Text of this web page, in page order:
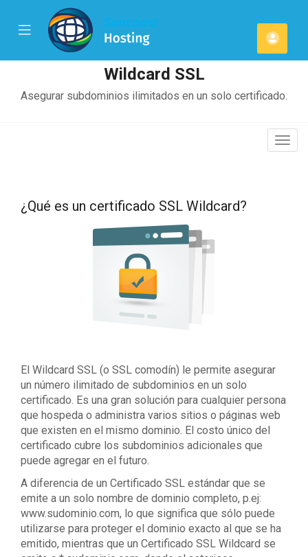
Mobile
Menu
Wildcard SSL
Asegurar subdominios ilimitados en un solo certificado.
¿Qué es un certificado SSL Wildcard?
El Wildcard SSL (o SSL comodín) le permite asegurar
un número ilimitado de subdominios en un solo
certificado. Es una gran solución para cualquier persona
que hospeda o administra varios sitios o páginas web
que existen en el mismo dominio. El costo único del
certificado cubre los subdominios adicionales que
puede agregar en el futuro.
A diferencia de un Certificado SSL estándar que se
emite a un solo nombre de dominio completo, p.ej:
www.sudominio.com, lo que significa que sólo puede
utilizarse para proteger el dominio exacto al que se ha
emitido, mientras que un Certificado SSL Wildcard se